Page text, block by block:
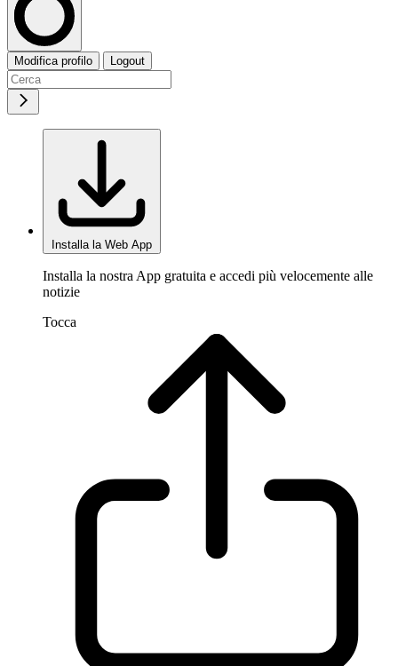
Modifica profilo Logout
Installa la Web App
Installa la nostra App gratuita e accedi più velocemente alle
notizie
Tocca